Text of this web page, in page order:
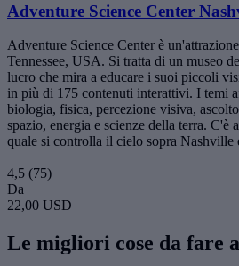
Adventure Science Center
Adventure Science Center è
Tennessee, USA. Si tratta di un museo
lucro che mira a educare i suoi piccoli
in più di 175 contenuti interattivi. I temi
biologia, fisica, percezione visiva,
spazio, energia e scienze della terra. C'è
quale si controlla il cielo sopra Nashville
4,5 (75)
Da
22,00 USD
Le migliori cose da fare